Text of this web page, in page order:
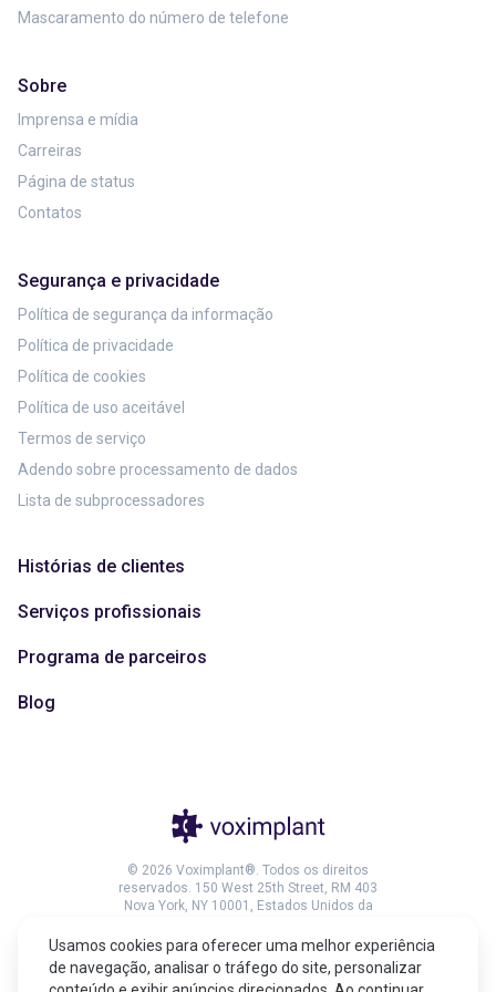
Mascaramento do número de telefone
Sobre
Imprensa e mídia
Carreiras
Página de status
Contatos
Segurança e privacidade
Política de segurança da informação
Política de privacidade
Política de cookies
Política de uso aceitável
Termos de serviço
Adendo sobre processamento de dados
Lista de subprocessadores
Histórias de clientes
Serviços profissionais
Programa de parceiros
Blog
© 2026 Voximplant®. Todos os direitos
reservados. 150 West 25th Street, RM 403
Nova York, NY 10001, Estados Unidos da
Usamos cookies para oferecer uma melhor experiência
de navegação, analisar o tráfego do site, personalizar